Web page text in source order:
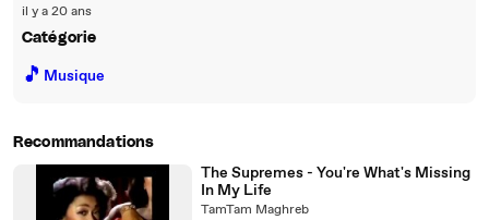
il y a 20 ans
Catégorie
🎵 Musique
Recommandations
The Supremes - You're What's Missing
In My Life
TamTam Maghreb